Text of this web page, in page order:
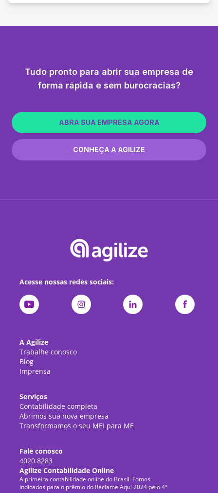
Tudo pronto para abrir sua empresa de
forma rápida e sem burocracias?
ABRA SUA EMPRESA AGORA
CONHEÇA A AGILIZE
Acesse nossas redes sociais:
A Agilize
Trabalhe conosco
Blog
Imprensa
Serviços
Contabilidade completa
Abrimos sua nova empresa
Transformamos o seu MEI para ME
Fale conosco
4020.8283
Agilize Contabilidade Online
A primeira contabilidade online do Brasil. Fomos
indicados para o prêmio do Reclame Aqui 2024 pelo 4º